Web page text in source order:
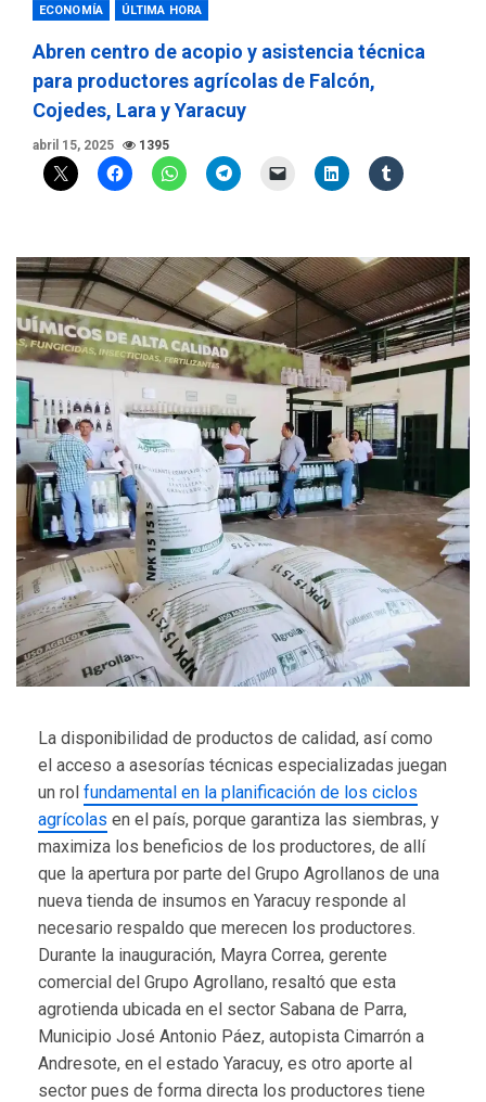
ECONOMÍA ÚLTIMA HORA
Abren centro de acopio y asistencia técnica
para productores agrícolas de Falcón,
Cojedes, Lara y Yaracuy
abril 15, 2025 1395
La disponibilidad de productos de calidad, así como
el acceso a asesorías técnicas especializadas juegan
un rol fundamental en la planificación de los ciclos
agrícolas en el país, porque garantiza las siembras, y
maximiza los beneficios de los productores, de allí
que la apertura por parte del Grupo Agrollanos de una
nueva tienda de insumos en Yaracuy responde al
necesario respaldo que merecen los productores.
Durante la inauguración, Mayra Correa, gerente
comercial del Grupo Agrollano, resaltó que esta
agrotienda ubicada en el sector Sabana de Parra,
Municipio José Antonio Páez, autopista Cimarrón a
Andresote, en el estado Yaracuy, es otro aporte al
sector pues de forma directa los productores tiene